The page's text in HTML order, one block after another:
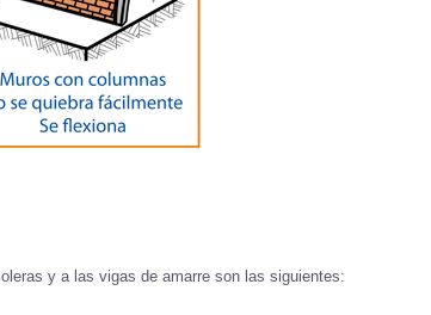
y a las vigas de amarre son las siguientes: